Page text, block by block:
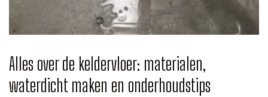
Alles over de keldervloer: materialen,
waterdicht maken en onderhoudstips